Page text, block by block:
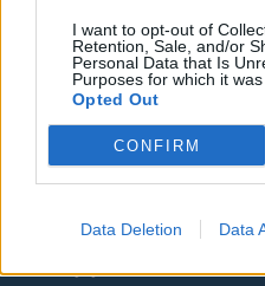
I want to opt-out of
Retention, Sale, and/or
Personal Data that Is
Purposes for which it was
Opted Out
CONFIRM
Data Deletion Data
Some
YouTube
Facebook
Twitter
Kustantaja ja toimitus